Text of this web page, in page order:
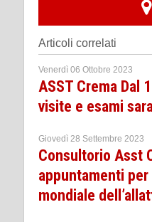
Articoli correlati
Venerdì 06 Ottobre 2023
ASST Crema Dal
visite e esami
Giovedì 28 Settembre 2023
Consultorio Asst
appuntamenti
mondiale